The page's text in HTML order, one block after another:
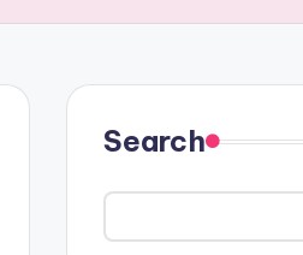
Search